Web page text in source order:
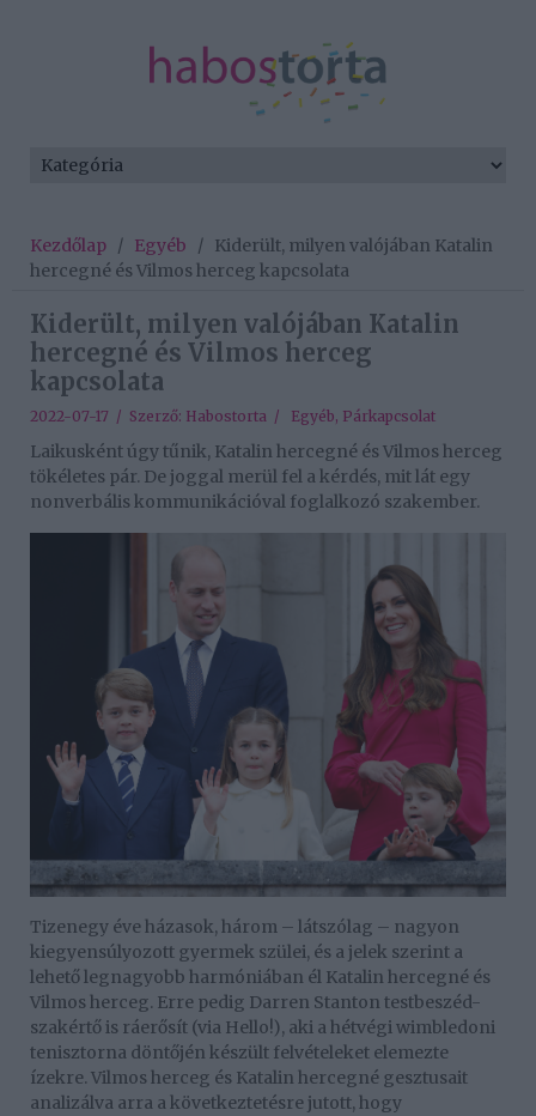
Kezdőlap / Egyéb / Kiderült, milyen valójában Katalin
hercegné és Vilmos herceg kapcsolata
Kiderült, milyen valójában Katalin
hercegné és Vilmos herceg
kapcsolata
2022-07-17 / Szerző: Habostorta / Egyéb, Párkapcsolat
Laikusként úgy tűnik, Katalin hercegné és Vilmos herceg
tökéletes pár. De joggal merül fel a kérdés, mit lát egy
nonverbális kommunikációval foglalkozó szakember.
Tizenegy éve házasok, három – látszólag – nagyon
kiegyensúlyozott gyermek szülei, és a jelek szerint a
lehető legnagyobb harmóniában él Katalin hercegné és
Vilmos herceg. Erre pedig Darren Stanton testbeszéd-
szakértő is ráerősít (via Hello!), aki a hétvégi wimbledoni
tenisztorna döntőjén készült felvételeket elemezte
ízekre. Vilmos herceg és Katalin hercegné gesztusait
analizálva arra a következtetésre jutott, hogy